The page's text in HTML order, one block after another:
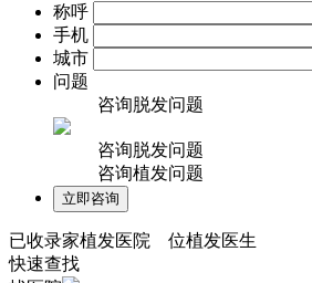
称呼
手机
城市
问题
咨询脱发问题
咨询脱发问题
咨询植发问题
已收录家植发医院 位植发医生
快速查找